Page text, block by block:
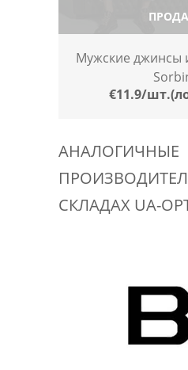
Мужские джинсы
€11.9/
АНАЛОГИЧНЫЕ
СКЛАДАХ UA-